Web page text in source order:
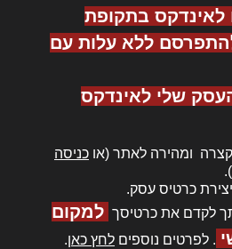
בתקופת
ללא עלות עם
שלי לאינדקס
קצרה ומהירה לאתר (או כניסה
כרטיס עסק.
לקדם את כרטיסך למקום
. לפרטים נוספים לחץ כאן.